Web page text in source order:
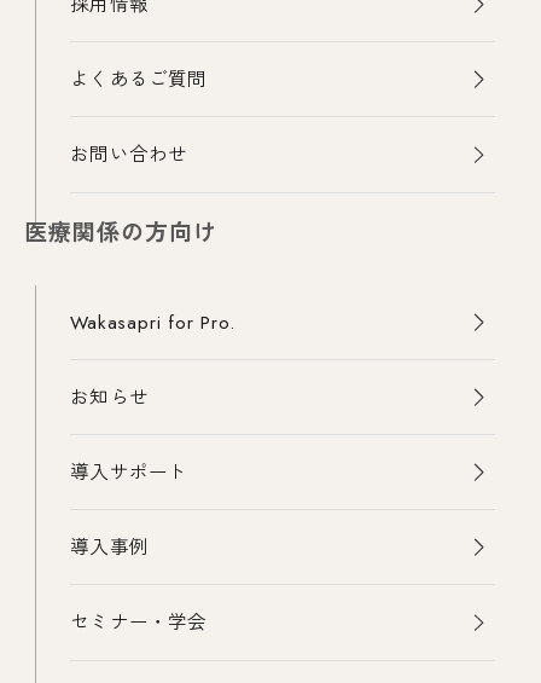
よくあるご質問
お問い合わせ
医療関係の方向け
Wakasapri for Pro.
お知らせ
導入サポート
導入事例
セミナー・学会